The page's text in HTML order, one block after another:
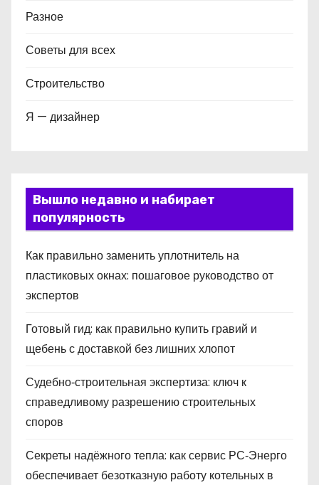
Разное
Советы для всех
Строительство
Я — дизайнер
Вышло недавно и набирает
популярность
Как правильно заменить уплотнитель на
пластиковых окнах: пошаговое руководство от
экспертов
Готовый гид: как правильно купить гравий и
щебень с доставкой без лишних хлопот
Судебно‑строительная экспертиза: ключ к
справедливому разрешению строительных
споров
Секреты надёжного тепла: как сервис РС‑Энерго
обеспечивает безотказную работу котельных в